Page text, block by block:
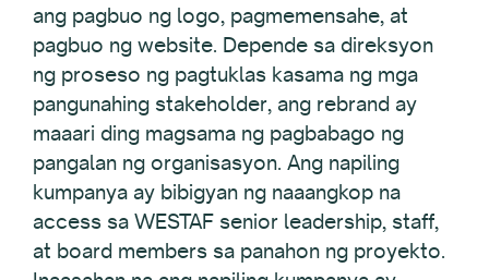
ang pagbuo ng logo, pagmemensahe, at
pagbuo ng website. Depende sa direksyon
ng proseso ng pagtuklas kasama ng mga
pangunahing stakeholder, ang rebrand ay
maaari ding magsama ng pagbabago ng
pangalan ng organisasyon. Ang napiling
kumpanya ay bibigyan ng naaangkop na
access sa WESTAF senior leadership, staff,
at board members sa panahon ng proyekto.